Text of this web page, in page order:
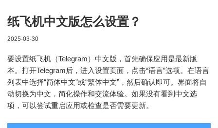
纸飞机中文版怎么设置？
2025-03-30
要设置纸飞机（Telegram）中文版，首先确保应用是最新版
本。打开Telegram后，进入设置页面，点击“语言”选项。在语言
列表中选择“简体中文”或“繁体中文”，然后确认即可。界面将自
动切换为中文，简化操作和交流体验。如果没有看到中文选
项，可以尝试重启应用或检查是否需要更新。